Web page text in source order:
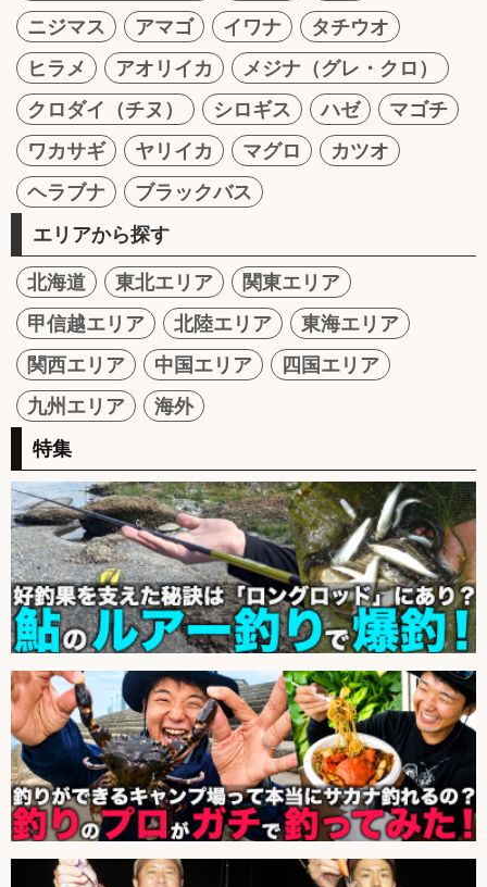
ニジマス
アマゴ イワナ
タチウオ
ヒラメ
アオリイカ
メジナ（グレ・クロ）
クロダイ（チヌ）
シロギス ハゼ
マゴチ
ワカサギ
ヤリイカ マグロ
カツオ
ヘラブナ
ブラックバス
エリアから探す
北海道 東北エリア
関東エリア
甲信越エリア
北陸エリア
東海エリア
関西エリア
中国エリア
四国エリア
九州エリア
海外
特集